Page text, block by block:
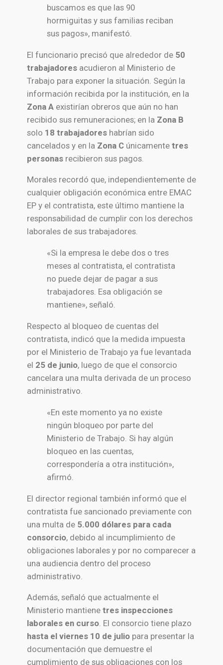
buscamos es que las 90
hormiguitas y sus familias reciban
sus pagos», manifestó.
El funcionario precisó que alrededor de 50
trabajadoresacudieron al Ministerio de
Trabajo para exponer la situación. Según la
información recibida por la institución, en la
Zona Aexistirían obreros que aún no han
recibido sus remuneraciones; en la Zona B
solo 18 trabajadoreshabrían sido
cancelados y en la Zona Cúnicamente tres
personasrecibieron sus pagos.
Morales recordó que, independientemente de
cualquier obligación económica entre EMAC
EP y el contratista, este último mantiene la
responsabilidad de cumplir con los derechos
laborales de sus trabajadores.
«Si la empresa le debe dos o tres
meses al contratista, el contratista
no puede dejar de pagar a sus
trabajadores. Esa obligación se
mantiene», señaló.
Respecto al bloqueo de cuentas del
contratista, indicó que la medida impuesta
por el Ministerio de Trabajo ya fue levantada
el 25 de junio, luego de que el consorcio
cancelara una multa derivada de un proceso
administrativo.
«En este momento ya no existe
ningún bloqueo por parte del
Ministerio de Trabajo. Si hay algún
bloqueo en las cuentas,
correspondería a otra institución»,
afirmó.
El director regional también informó que el
contratista fue sancionado previamente con
una multa de 5.000 dólares para cada
consorcio, debido al incumplimiento de
obligaciones laborales y por no comparecer a
una audiencia dentro del proceso
administrativo.
Además, señaló que actualmente el
Ministerio mantiene tres inspecciones
laborales en curso. El consorcio tiene plazo
hasta el viernes 10 de juliopara presentar la
documentación que demuestre el
cumplimiento de sus obligaciones con los